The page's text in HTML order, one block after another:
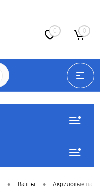
0 0
• Ванны • Акриловые